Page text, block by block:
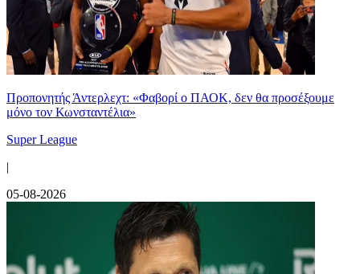
Προπονητής Άντερλεχτ: «Φαβορί ο ΠΑΟΚ, δεν θα προσέξουμε
μόνο τον Κωνσταντέλια»
Super League
|
05-08-2026